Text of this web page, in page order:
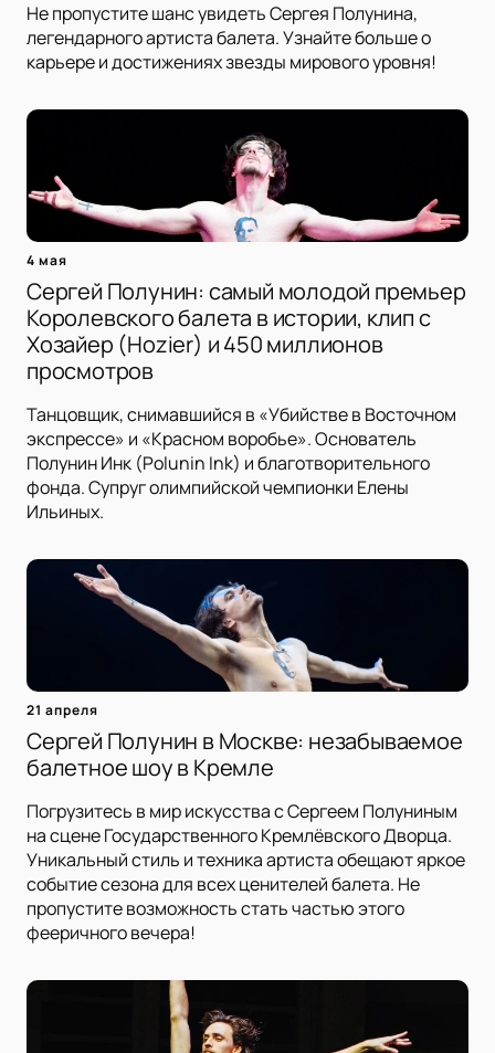
Не пропустите шанс увидеть Сергея Полунина,
легендарного артиста балета. Узнайте больше о
карьере и достижениях звезды мирового уровня!
4 мая
Сергей Полунин: самый молодой премьер
Королевского балета в истории, клип с
Хозайер (Hozier) и 450 миллионов
просмотров
Танцовщик, снимавшийся в «Убийстве в Восточном
экспрессе» и «Красном воробье». Основатель
Полунин Инк (Polunin Ink) и благотворительного
фонда. Супруг олимпийской чемпионки Елены
Ильиных.
21 апреля
Сергей Полунин в Москве: незабываемое
балетное шоу в Кремле
Погрузитесь в мир искусства с Сергеем Полуниным
на сцене Государственного Кремлёвского Дворца.
Уникальный стиль и техника артиста обещают яркое
событие сезона для всех ценителей балета. Не
пропустите возможность стать частью этого
фееричного вечера!